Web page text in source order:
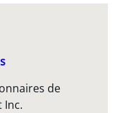
de
Inc.